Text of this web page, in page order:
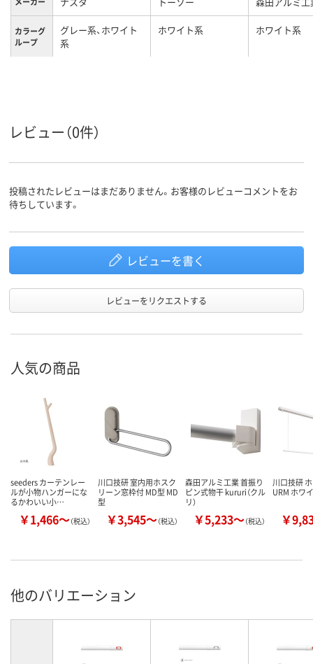
カラーグ
ループ
グレー系、ホワイト
系
ホワイト系 ホワイト系
レビュー（0件）
投稿されたレビューはまだありません。お客様のレビューコメントをお
待ちしています。
レビューを書く
レビューをリクエストする
人気の商品
seeders カーテンレー
ルが小物ハンガーにな
るかわいい小…
￥1,466～（税込）
川口技研 室内用ホスク
リーン窓枠付 MD型 MD
型
￥3,545～（税込）
森田アルミ工業 首振り
ピン式物干 kururi（クル
リ）
￥5,233～（税込）
川口技研
URM ホワ
￥
他のバリエーション